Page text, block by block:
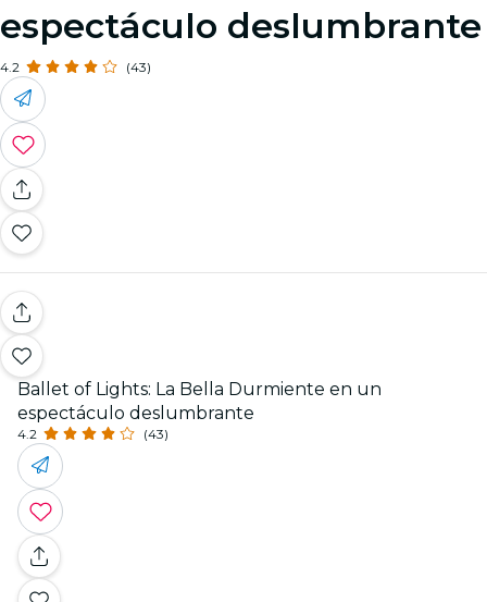
espectáculo deslumbrante
4.2 (43)
Ballet of Lights: La Bella Durmiente en un
espectáculo deslumbrante
4.2 (43)